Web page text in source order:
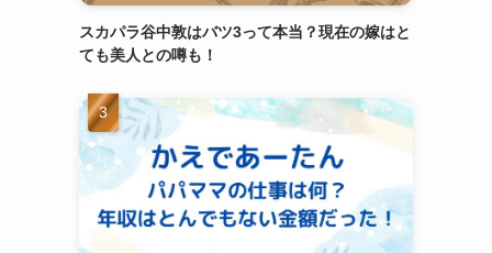
スカパラ谷中敦はバツ3って本当？現在の嫁はと
ても美人との噂も！